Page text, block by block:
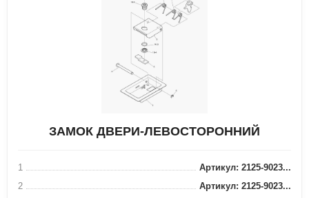
ЗАМОК ДВЕРИ-ЛЕВОСТОРОННИЙ
1
Артикул: 2125-9023...
2
Артикул: 2125-9023...